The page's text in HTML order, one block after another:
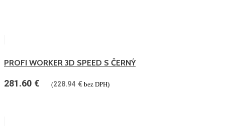
PROFI WORKER 3D SPEED S ČERNÝ
281.60 € (228.94 € bez DPH)